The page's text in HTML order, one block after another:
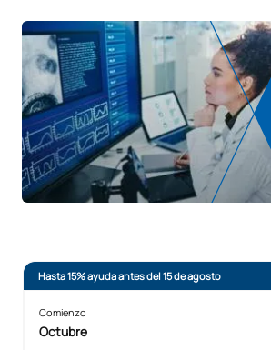
Hasta 15% ayuda antes del 15 de agosto
Comienzo
Octubre